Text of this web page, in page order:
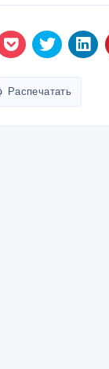
Распечатать